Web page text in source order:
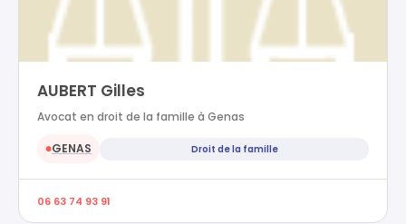
AUBERT Gilles
Avocat en droit de la famille à Genas
●GENAS Droit de la famille
06 63 74 93 91